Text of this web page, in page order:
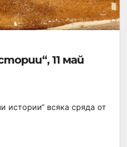
11 май
истории“ всяка сряда от